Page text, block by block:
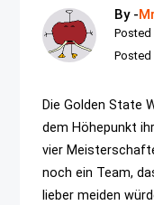
By -
Posted
Die Golden State
dem Höhepunkt
vier
noch ein Team,
lieber meiden